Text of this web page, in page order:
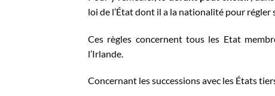
loi de l’État dont il a la nationalité pour régler
Ces règles concernent tous les Etat
l’Irlande.
Concernant les successions avec les États